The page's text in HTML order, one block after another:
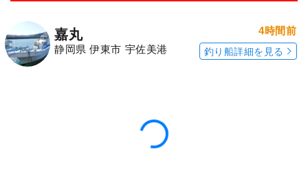
嘉丸
静岡県 伊東市 宇佐美港
4時間前
釣り船詳細を見る